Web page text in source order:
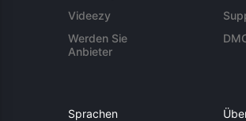
Videezy
Werden Sie
Anbieter
Sprachen